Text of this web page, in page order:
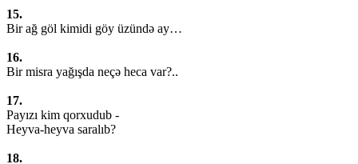
15.
Bir ağ göl kimidi göy üzündə ay…
16.
Bir misra yağışda neçə heca var?..
17.
Payızı kim qorxudub -
Heyva-heyva saralıb?
18.